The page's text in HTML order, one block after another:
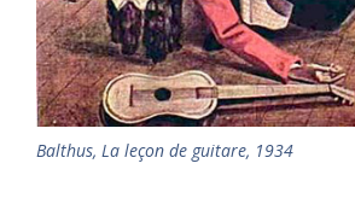
Balthus, La leçon de guitare, 1934